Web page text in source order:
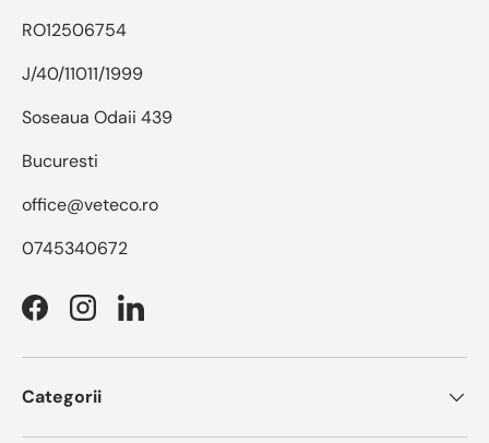
RO12506754
J/40/11011/1999
Soseaua Odaii 439
Bucuresti
office@veteco.ro
0745340672
FacebookInstagramLinkedIn
Categorii